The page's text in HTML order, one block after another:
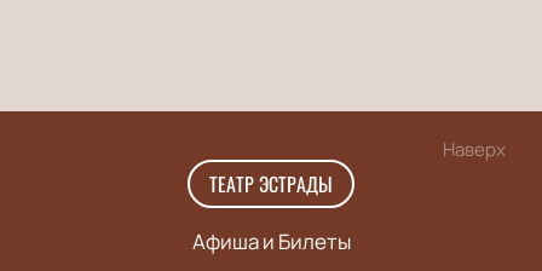
Наверх
ТЕАТР ЭСТРАДЫ
Афиша и Билеты